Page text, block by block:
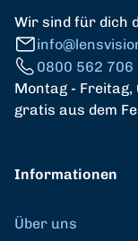
Wir sind für dich
0800 562 706
Montag -
gratis aus dem
Informationen
Über uns